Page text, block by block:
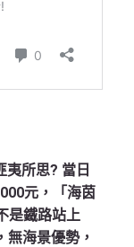
夷所思? 當日
元，「海茵
是鐵路站上
海景優勢，